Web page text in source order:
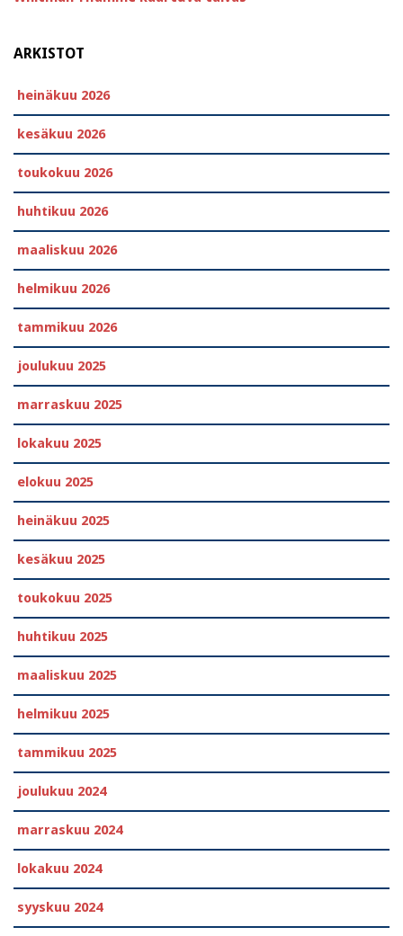
ARKISTOT
heinäkuu 2026
kesäkuu 2026
toukokuu 2026
huhtikuu 2026
maaliskuu 2026
helmikuu 2026
tammikuu 2026
joulukuu 2025
marraskuu 2025
lokakuu 2025
elokuu 2025
heinäkuu 2025
kesäkuu 2025
toukokuu 2025
huhtikuu 2025
maaliskuu 2025
helmikuu 2025
tammikuu 2025
joulukuu 2024
marraskuu 2024
lokakuu 2024
syyskuu 2024